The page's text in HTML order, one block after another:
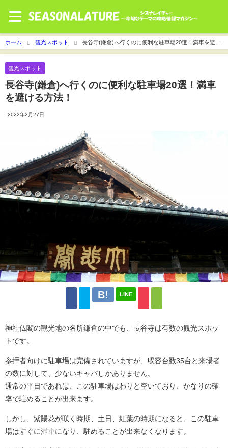
ホーム 観光スポット
長谷寺(鎌倉)へ行くのに便利な駐車場20選！満車を避け
る方法！
観光スポット
長谷寺(鎌倉)へ行くのに便利な駐車場20選！満車
を避ける方法！
2022年2月27日
LINE
神社仏閣の観光地の名所鎌倉の中でも、長谷寺は有数の観光スポッ
トです。
参拝者向けに駐車場は完備されていますが、収容台数35台と来場者
の数に対して、少ないキャパしかありません。
通常の平日であれば、この駐車場はわりと空いており、かなりの確
率で駐めることが出来ます。
しかし、紫陽花が咲く時期、土日、紅葉の時期になると、この駐車
場はすぐに満車になり、駐めることが出来なくなります。